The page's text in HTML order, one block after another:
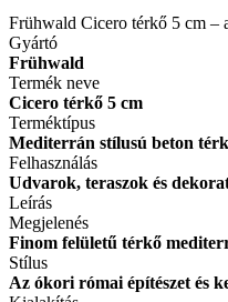
Frühwald Cicero térkő 5 cm –
Gyártó
Frühwald
Termék neve
Cicero térkő 5 cm
Terméktípus
Mediterrán stílusú beton
Felhasználás
Udvarok, teraszok és
Leírás
Megjelenés
Finom felületű térkő
Stílus
Az ókori római építészet és